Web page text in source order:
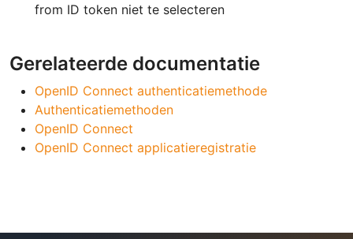
from ID token niet te selecteren
Gerelateerde documentatie
OpenID Connect authenticatiemethode
Authenticatiemethoden
OpenID Connect
OpenID Connect applicatieregistratie